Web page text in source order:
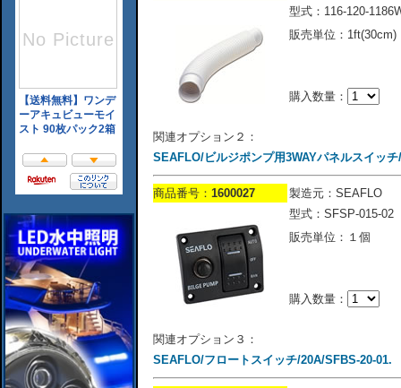
型式：116-120-
販売単位：1ft(30cm)
購入数量：
関連オプション２：
SEAFLO/ビルジポンプ用3WAYパネルスイッ
商品番号： 1600027
製造元：SEAFLO
型式：SFSP-015-02
販売単位：１個
購入数量：
関連オプション３：
SEAFLO/フロートスイッチ/20A/SFBS-20-01.